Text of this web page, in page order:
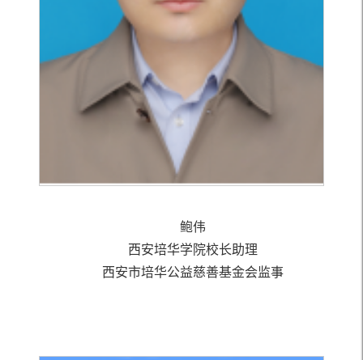
鲍伟
西安培华学院校长助理
西安市培华公益慈善基金会监事